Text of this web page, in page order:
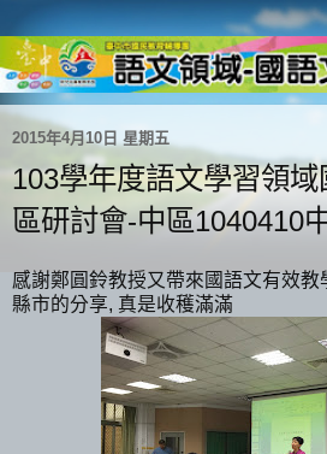
2015年4月10日 星期五
103學年度語文學習領
區研討會-中區1040410
感謝鄭圓鈴教授又帶來國語文有效教
縣市的分享, 真是收穫滿滿